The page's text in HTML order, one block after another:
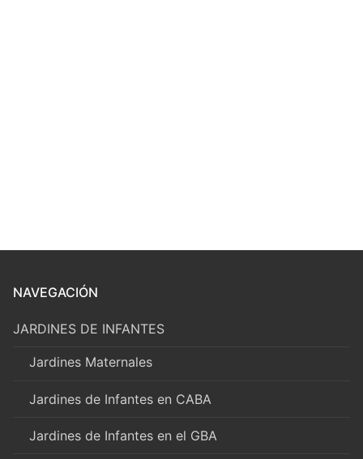
NAVEGACIÓN
JARDINES DE INFANTES
Jardines Maternales
Jardines de Infantes en CABA
Jardines de Infantes en el GBA